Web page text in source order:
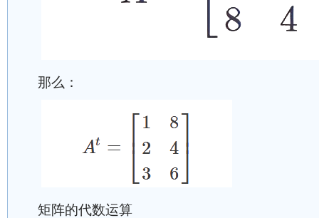
那么：
矩阵的代数运算